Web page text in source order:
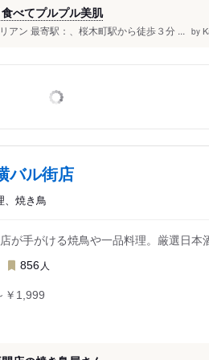
べてプルプル美肌
アン 最寄駅：、桜木町駅から徒歩３分 ... by
バル街店
、焼き鳥
が手がける焼鳥や一品料理。厳選日本
856 人
￥1,999